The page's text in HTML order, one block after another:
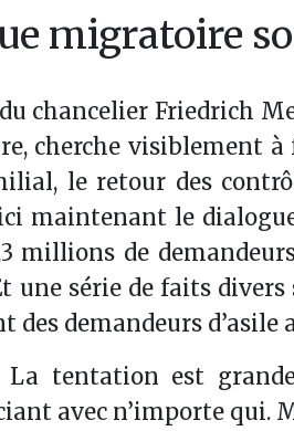
migratoire
chancelier Friedrich
cherche visiblement
le retour des
maintenant le
millions de
une série de faits
demandeurs d’asile
tentation est
avec n’importe qui.